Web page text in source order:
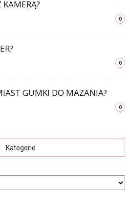
KAMERĄ?
0
0
GUMKI DO MAZANIA?
0
Kategorie